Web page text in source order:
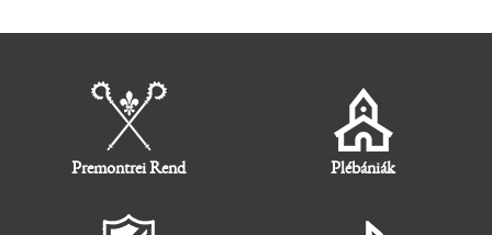
Premontrei Rend Plébániák